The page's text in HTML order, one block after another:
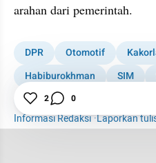
arahan dari pemerintah.
DPR Otomotif
Habiburokhman
SIM
Dispensasi Perpanjangan SIM
Informasi Redaksi·Laporkan
2 0